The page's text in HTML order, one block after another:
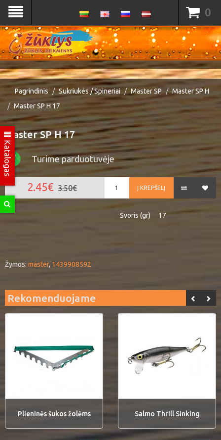
Katalogas
0
Pagrindinis Sukriukės / Spineriai Master SP
Master SP H
Master SP H 17
Master SP H 17
Turime parduotuvėje
Į KREPŠELĮ
2.45€ 3.50€
Svoris (gr) 17
Žymos: master, 1439908592
Rekomenduojame
Plieninės šukos žolėms Salmo Thrill Sinking